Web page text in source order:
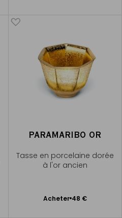
PARAMARIBO OR
Tasse en porcelaine dorée
à l'or ancien
Acheter 48 €
Ajouter